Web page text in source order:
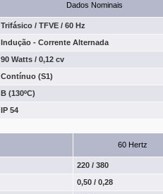
Dados Nominais
Trifásico / TFVE / 60 Hz
Indução - Corrente Alternada
90 Watts / 0,12 cv
Contínuo (S1)
B (130ºC)
IP 54
60 Hertz
220 / 380
0,50 / 0,28